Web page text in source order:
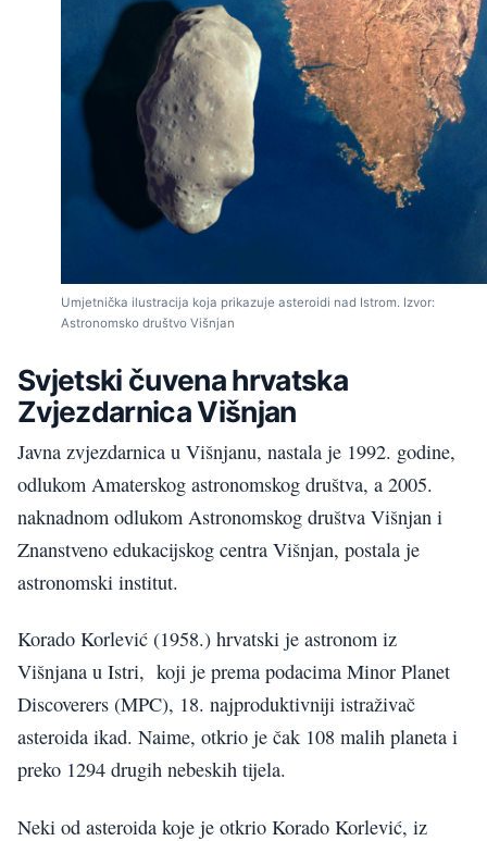
Umjetnička ilustracija koja prikazuje asteroidi nad Istrom. Izvor:
Astronomsko društvo Višnjan
Svjetski čuvena hrvatska
Zvjezdarnica Višnjan
Javna zvjezdarnica u Višnjanu, nastala je 1992. godine,
odlukom Amaterskog astronomskog društva, a 2005.
naknadnom odlukom Astronomskog društva Višnjan i
Znanstveno edukacijskog centra Višnjan, postala je
astronomski institut.
Korado Korlević (1958.) hrvatski je astronom iz
Višnjana u Istri, koji je prema podacima Minor Planet
Discoverers (MPC), 18. najproduktivniji istraživač
asteroida ikad. Naime, otkrio je čak 108 malih planeta i
preko 1294 drugih nebeskih tijela.
Neki od asteroida koje je otkrio Korado Korlević, iz